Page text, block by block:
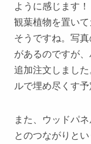
ように感じます！
観葉植物を置い
そうですね。写
があるのですが
追加注文しまし
ルで埋め尽くす予
また、ウッドパ
とのつながりと